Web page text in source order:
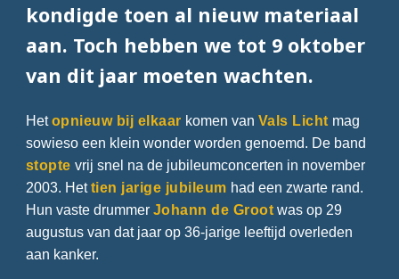
kondigde toen al nieuw materiaal
aan. Toch hebben we tot 9 oktober
van dit jaar moeten wachten.
Hetopnieuw bij elkaar komen van Vals Licht mag
sowieso een klein wonder worden genoemd. De band
stopte vrij snel na de jubileumconcerten in november
2003. Hettien jarige jubileum had een zwarte rand.
Hun vaste drummer Johann de Groot was op 29
augustus van dat jaar op 36-jarige leeftijd overleden
aan kanker.